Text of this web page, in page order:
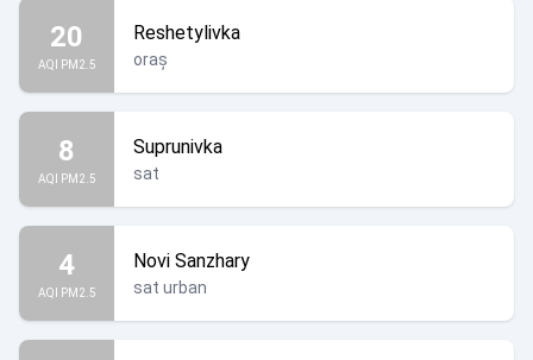
20
AQI PM2.5
Reshetylivka
oraș
8
AQI PM2.5
Suprunivka
sat
4
AQI PM2.5
Novi Sanzhary
sat urban